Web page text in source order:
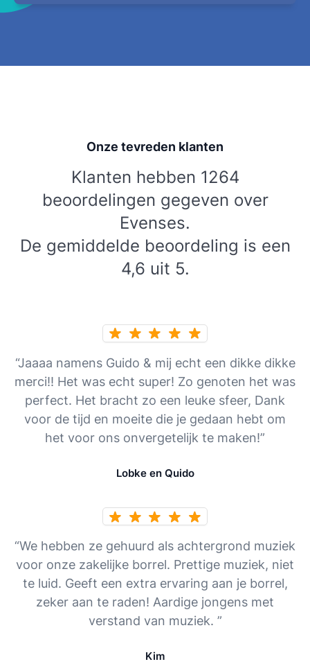
Onze tevreden klanten
Klanten hebben 1264
beoordelingen gegeven over
Evenses.
De gemiddelde beoordeling is een
4,6 uit 5.
“Jaaaa namens Guido & mij echt een dikke dikke
merci!! Het was echt super! Zo genoten het was
perfect. Het bracht zo een leuke sfeer, Dank
voor de tijd en moeite die je gedaan hebt om
het voor ons onvergetelijk te maken!”
Lobke en Quido
“We hebben ze gehuurd als achtergrond muziek
voor onze zakelijke borrel. Prettige muziek, niet
te luid. Geeft een extra ervaring aan je borrel,
zeker aan te raden! Aardige jongens met
verstand van muziek. ”
Kim